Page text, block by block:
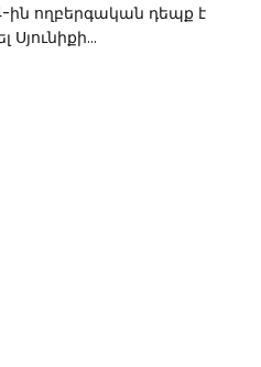
ին ողբերգական դեպք է
Սյունիքի...